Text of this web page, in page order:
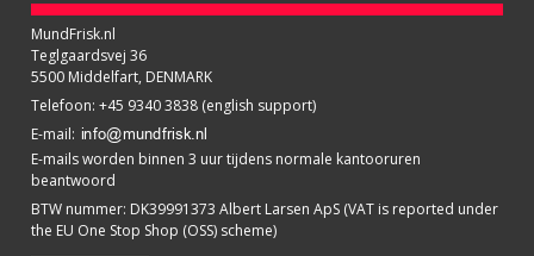
MundFrisk.nl
Teglgaardsvej 36
5500 Middelfart, DENMARK
Telefoon: +45 9340 3838 (english support)
E-mail:
E-mails worden binnen 3 uur tijdens normale kantooruren
beantwoord
BTW nummer: DK39991373 Albert Larsen ApS (VAT is reported under
the EU One Stop Shop (OSS) scheme)